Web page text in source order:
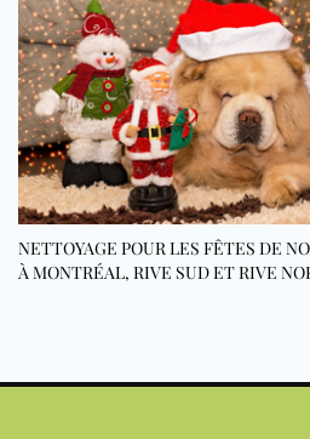
NETTOYAGE POUR LES FÊTES DE
À MONTRÉAL, RIVE SUD ET RIVE